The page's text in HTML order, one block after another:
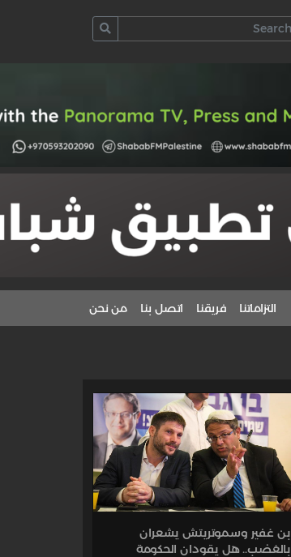
التزاماتنا فريقنا اتصل بنا من نحن
بن غفير وسموتريتش يشعران
بالغضب.. هل يقودان الحكومة